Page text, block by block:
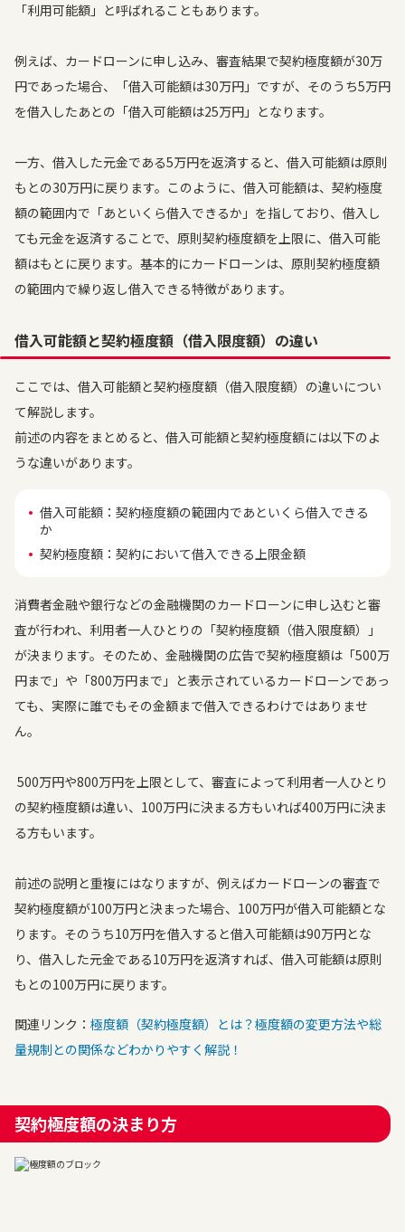
「利用可能額」と呼ばれることもあります。
例えば、カードローンに申し込み、審査結果で契約極度額が30万
円であった場合、「借入可能額は30万円」ですが、そのうち5万円
を借入したあとの「借入可能額は25万円」となります。
一方、借入した元金である5万円を返済すると、借入可能額は原則
もとの30万円に戻ります。このように、借入可能額は、契約極度
額の範囲内で「あといくら借入できるか」を指しており、借入し
ても元金を返済することで、原則契約極度額を上限に、借入可能
額はもとに戻ります。基本的にカードローンは、原則契約極度額
の範囲内で繰り返し借入できる特徴があります。
借入可能額と契約極度額（借入限度額）の違い
ここでは、借入可能額と契約極度額（借入限度額）の違いについ
て解説します。
前述の内容をまとめると、借入可能額と契約極度額には以下のよ
うな違いがあります。
借入可能額：契約極度額の範囲内であといくら借入できる
か
契約極度額：契約において借入できる上限金額
消費者金融や銀行などの金融機関のカードローンに申し込むと審
査が行われ、利用者一人ひとりの「契約極度額（借入限度額）」
が決まります。そのため、金融機関の広告で契約極度額は「500万
円まで」や「800万円まで」と表示されているカードローンであっ
ても、実際に誰でもその金額まで借入できるわけではありませ
ん。
500万円や800万円を上限として、審査によって利用者一人ひとり
の契約極度額は違い、100万円に決まる方もいれば400万円に決ま
る方もいます。
前述の説明と重複にはなりますが、例えばカードローンの審査で
契約極度額が100万円と決まった場合、100万円が借入可能額とな
ります。そのうち10万円を借入すると借入可能額は90万円とな
り、借入した元金である10万円を返済すれば、借入可能額は原則
もとの100万円に戻ります。
関連リンク： 極度額（契約極度額）とは？極度額の変更方法や総
量規制との関係などわかりやすく解説！
契約極度額の決まり方